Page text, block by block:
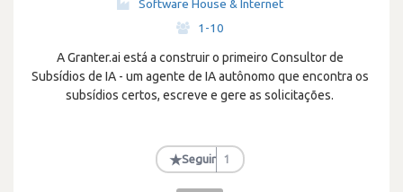
Software House & Internet
1-10
A Granter.ai está a construir o primeiro Consultor de
Subsídios de IA - um agente de IA autônomo que encontra os
subsídios certos, escreve e gere as solicitações.
★Seguir 1